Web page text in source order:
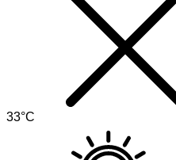
33°C